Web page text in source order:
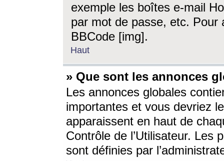
exemple les boîtes e-mail
par mot de passe, etc. Pour
BBCode [img].
Haut
» Que sont les annonces
Les annonces globales
importantes et vous devriez
apparaissent en haut de
Contrôle de l’Utilisateur. Les
sont définies par